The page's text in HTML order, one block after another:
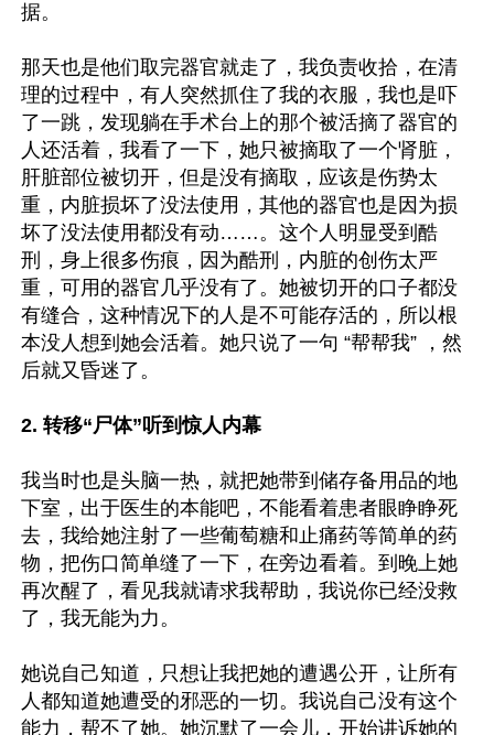
据。
那天也是他们取完器官就走了，我负责收拾，在清
理的过程中，有人突然抓住了我的衣服，我也是吓
了一跳，发现躺在手术台上的那个被活摘了器官的
人还活着，我看了一下，她只被摘取了一个肾脏，
肝脏部位被切开，但是没有摘取，应该是伤势太
重，内脏损坏了没法使用，其他的器官也是因为损
坏了没法使用都没有动……。这个人明显受到酷
刑，身上很多伤痕，因为酷刑，内脏的创伤太严
重，可用的器官几乎没有了。她被切开的口子都没
有缝合，这种情况下的人是不可能存活的，所以根
本没人想到她会活着。她只说了一句 “帮帮我” ，然
后就又昏迷了。
2. 转移“尸体”听到惊人内幕
我当时也是头脑一热，就把她带到储存备用品的地
下室，出于医生的本能吧，不能看着患者眼睁睁死
去，我给她注射了一些葡萄糖和止痛药等简单的药
物，把伤口简单缝了一下，在旁边看着。到晚上她
再次醒了，看见我就请求我帮助，我说你已经没救
了，我无能为力。
她说自己知道，只想让我把她的遭遇公开，让所有
人都知道她遭受的邪恶的一切。我说自己没有这个
能力，帮不了她。她沉默了一会儿，开始讲诉她的